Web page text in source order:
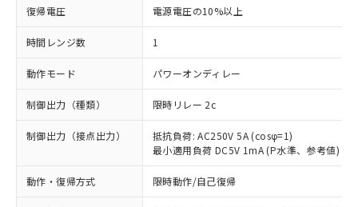
復帰電圧 電源電圧の10%以上
時間レンジ数 1
動作モード パワーオンディレー
制御出力（種類） 限時リレー 2c
制御出力（接点出力）
抵抗負荷: AC250V 5A (cosφ=1)
最小適用負荷 DC5V 1mA (P水準、参考値)
動作・復帰方式 限時動作/自己復帰